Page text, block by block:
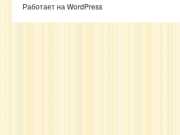
Работает на WordPress